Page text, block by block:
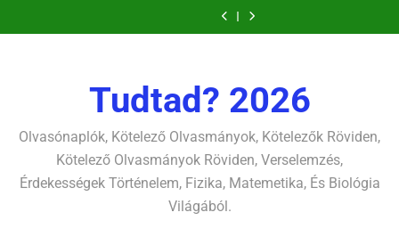
a
a
hév
pontjára,
verselemzés
verselemzés
oszlopa
verselemzés
tavon
verselemzés
(Felhágott
már
a
hév
pontjára,
verselemzés
búcsúzó
szavai
verselemzés
verselemzés
verselemzés
Tudtad? 2026
Olvasónaplók, Kötelező Olvasmányok, Kötelezők Röviden,
Kötelező Olvasmányok Röviden, Verselemzés,
Érdekességek Történelem, Fizika, Matemetika, És Biológia
Világából.